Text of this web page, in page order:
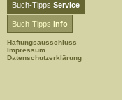
Buch-Tipps Service
Buch-Tipps Info
Haftungsausschluss
Impressum
Datenschutzerklärung